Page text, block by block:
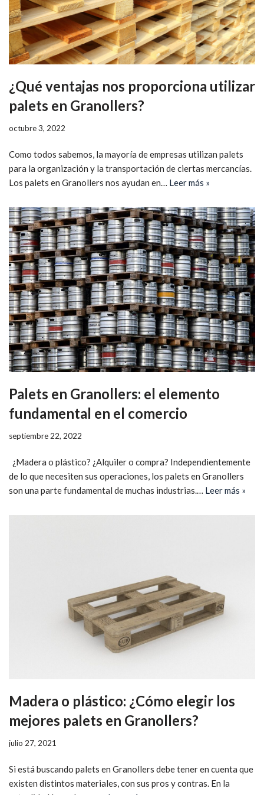
¿Qué ventajas nos proporciona utilizar
palets en Granollers?
octubre 3, 2022
Como todos sabemos, la mayoría de empresas utilizan palets
para la organización y la transportación de ciertas mercancías.
Los palets en Granollers nos ayudan en… Leer más »
Palets en Granollers: el elemento
fundamental en el comercio
septiembre 22, 2022
¿Madera o plástico? ¿Alquiler o compra? Independientemente
de lo que necesiten sus operaciones, los palets en Granollers
son una parte fundamental de muchas industrias.… Leer más »
Madera o plástico: ¿Cómo elegir los
mejores palets en Granollers?
julio 27, 2021
Si está buscando palets en Granollers debe tener en cuenta que
existen distintos materiales, con sus pros y contras. En la